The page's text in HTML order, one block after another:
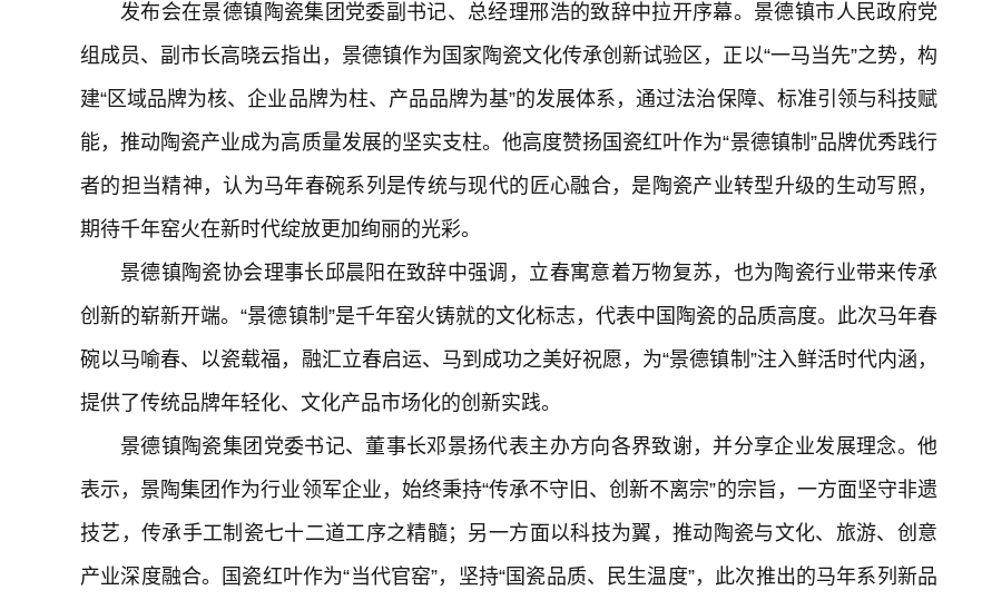
发布会在景德镇陶瓷集团党委副书记、总经理邢浩的致辞中拉开序幕。景德镇市人民政府党
组成员、副市长高晓云指出，景德镇作为国家陶瓷文化传承创新试验区，正以“一马当先”之势，构
建“区域品牌为核、企业品牌为柱、产品品牌为基”的发展体系，通过法治保障、标准引领与科技赋
能，推动陶瓷产业成为高质量发展的坚实支柱。他高度赞扬国瓷红叶作为“景德镇制”品牌优秀践行
者的担当精神，认为马年春碗系列是传统与现代的匠心融合，是陶瓷产业转型升级的生动写照，
期待千年窑火在新时代绽放更加绚丽的光彩。
景德镇陶瓷协会理事长邱晨阳在致辞中强调，立春寓意着万物复苏，也为陶瓷行业带来传承
创新的崭新开端。“景德镇制”是千年窑火铸就的文化标志，代表中国陶瓷的品质高度。此次马年春
碗以马喻春、以瓷载福，融汇立春启运、马到成功之美好祝愿，为“景德镇制”注入鲜活时代内涵，
提供了传统品牌年轻化、文化产品市场化的创新实践。
景德镇陶瓷集团党委书记、董事长邓景扬代表主办方向各界致谢，并分享企业发展理念。他
表示，景陶集团作为行业领军企业，始终秉持“传承不守旧、创新不离宗”的宗旨，一方面坚守非遗
技艺，传承手工制瓷七十二道工序之精髓；另一方面以科技为翼，推动陶瓷与文化、旅游、创意
产业深度融合。国瓷红叶作为“当代官窑”，坚持“国瓷品质、民生温度”，此次推出的马年系列新品